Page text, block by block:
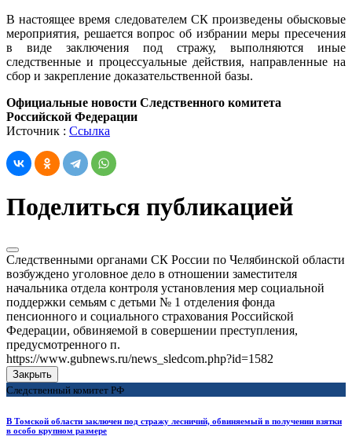
В настоящее время следователем СК произведены обысковые
мероприятия, решается вопрос об избрании меры пресечения
в виде заключения под стражу, выполняются иные
следственные и процессуальные действия, направленные на
сбор и закрепление доказательственной базы.
Официальные новости Следственного комитета
Российской Федерации
Источник : Ссылка
Поделиться публикацией
Следственными органами СК России по Челябинской области
возбуждено уголовное дело в отношении заместителя
начальника отдела контроля установления мер социальной
поддержки семьям с детьми № 1 отделения фонда
пенсионного и социального страхования Российской
Федерации, обвиняемой в совершении преступления,
предусмотренного п.
https://www.gubnews.ru/news_sledcom.php?id=1582
Закрыть
Следственный комитет РФ
В Томской области заключен под стражу лесничий, обвиняемый в получении взятки
в особо крупном размере